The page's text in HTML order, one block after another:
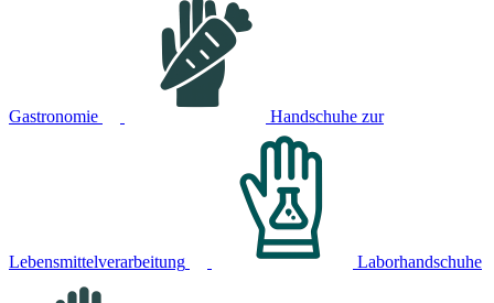
Gastronomie Handschuhe zur
Lebensmittelverarbeitung Laborhandschuhe